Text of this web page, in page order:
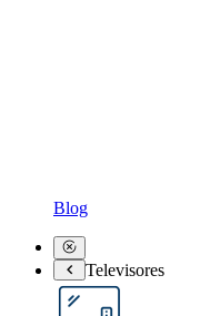
Blog
Televisores